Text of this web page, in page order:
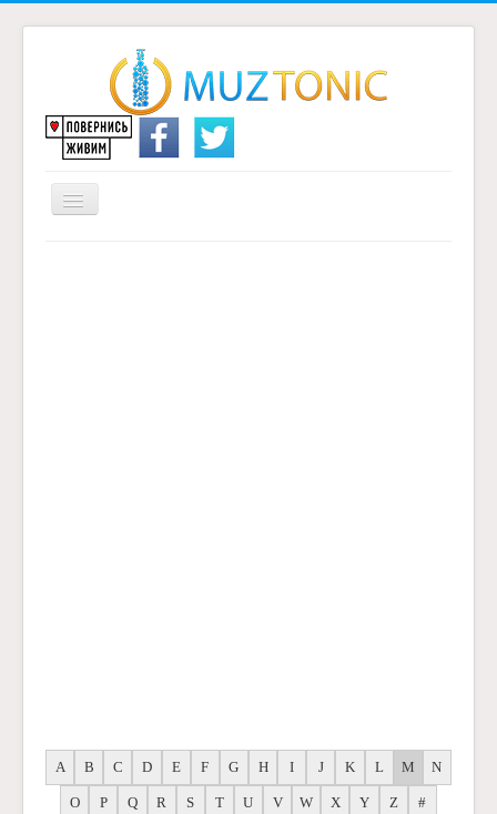
Перемикач
навігації
A B C D E F G H I J K L M N
O P Q R S T U V W X Y Z #